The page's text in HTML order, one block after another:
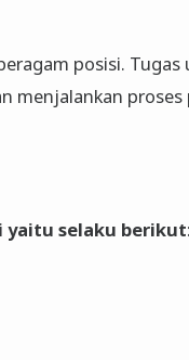
posisi. Tugas
menjalankan proses
yaitu selaku berikut: